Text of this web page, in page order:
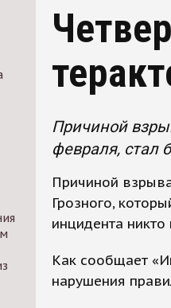
Причиной
февраля, стал
Причиной
Грозного,
инцидента никто
Как сообщает
нарушения